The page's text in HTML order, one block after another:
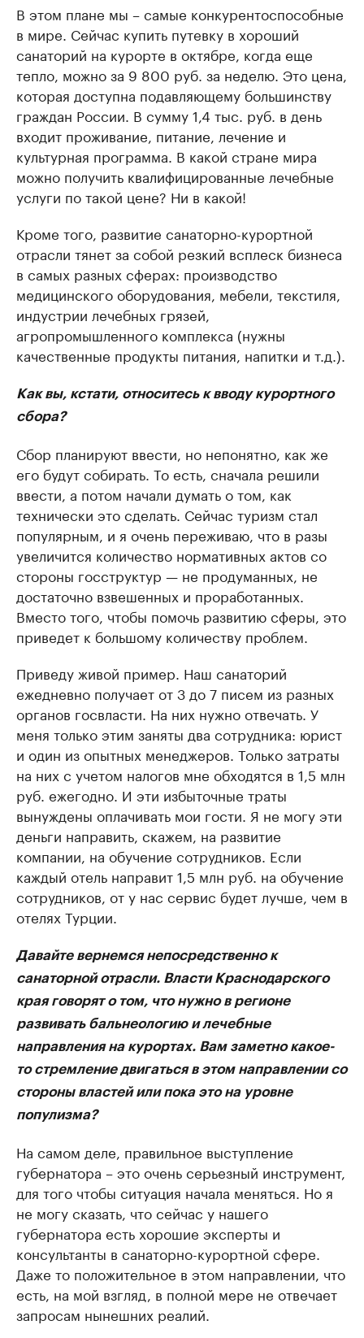
В этом плане мы – самые конкурентоспособные
в мире. Сейчас купить путевку в хороший
санаторий на курорте в октябре, когда еще
тепло, можно за 9 800 руб. за неделю. Это цена,
которая доступна подавляющему большинству
граждан России. В сумму 1,4 тыс. руб. в день
входит проживание, питание, лечение и
культурная программа. В какой стране мира
можно получить квалифицированные лечебные
услуги по такой цене? Ни в какой!
Кроме того, развитие санаторно-курортной
отрасли тянет за собой резкий всплеск бизнеса
в самых разных сферах: производство
медицинского оборудования, мебели, текстиля,
индустрии лечебных грязей,
агропромышленного комплекса (нужны
качественные продукты питания, напитки и т.д.).
Как вы, кстати, относитесь к вводу курортного
сбора?
Сбор планируют ввести, но непонятно, как же
его будут собирать. То есть, сначала решили
ввести, а потом начали думать о том, как
технически это сделать. Сейчас туризм стал
популярным, и я очень переживаю, что в разы
увеличится количество нормативных актов со
стороны госструктур — не продуманных, не
достаточно взвешенных и проработанных.
Вместо того, чтобы помочь развитию сферы, это
приведет к большому количеству проблем.
Приведу живой пример. Наш санаторий
ежедневно получает от 3 до 7 писем из разных
органов госвласти. На них нужно отвечать. У
меня только этим заняты два сотрудника: юрист
и один из опытных менеджеров. Только затраты
на них с учетом налогов мне обходятся в 1,5 млн
руб. ежегодно. И эти избыточные траты
вынуждены оплачивать мои гости. Я не могу эти
деньги направить, скажем, на развитие
компании, на обучение сотрудников. Если
каждый отель направит 1,5 млн руб. на обучение
сотрудников, от у нас сервис будет лучше, чем в
отелях Турции.
Давайте вернемся непосредственно к
санаторной отрасли. Власти Краснодарского
края говорят о том, что нужно в регионе
развивать бальнеологию и лечебные
направления на курортах. Вам заметно какое-
то стремление двигаться в этом направлении со
стороны властей или пока это на уровне
популизма?
На самом деле, правильное выступление
губернатора – это очень серьезный инструмент,
для того чтобы ситуация начала меняться. Но я
не могу сказать, что сейчас у нашего
губернатора есть хорошие эксперты и
консультанты в санаторно-курортной сфере.
Даже то положительное в этом направлении, что
есть, на мой взгляд, в полной мере не отвечает
запросам нынешних реалий.